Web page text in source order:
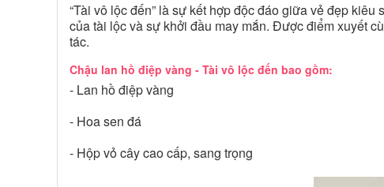
“Tài vô lộc đến” là sự kết hợp độc đáo giữa vẻ đẹp
của tài lộc và sự khởi đầu may mắn. Được điểm xuyết
tác.
Chậu lan hồ điệp vàng - Tài vô lộc đến bao gồm:
- Lan hồ điệp vàng
- Hoa sen đá
- Hộp vỏ cây cao cấp, sang trọng